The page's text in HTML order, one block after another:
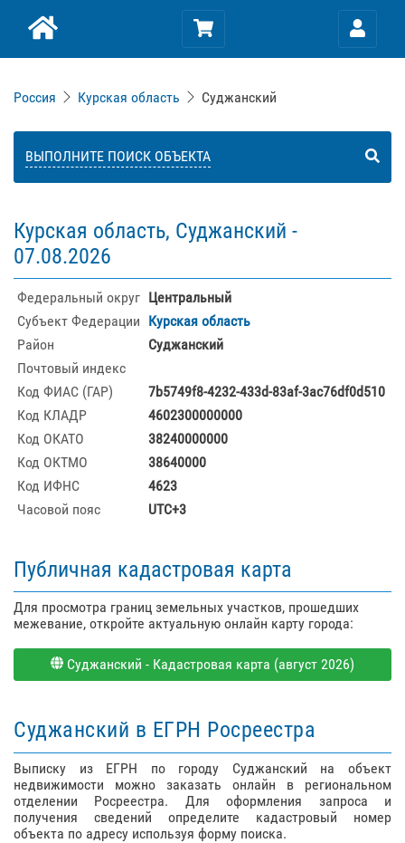
Россия Курская область Суджанский
ВЫПОЛНИТЕ ПОИСК ОБЪЕКТА
Курская область, Суджанский -
07.08.2026
Федеральный округ Центральный
Субъект Федерации Курская область
Район
Суджанский
Почтовый индекс
Код ФИАС (ГАР)
7b5749f8-4232-433d-83af-3ac76df0d510
Код КЛАДР
4602300000000
Код ОКАТО
38240000000
Код ОКТМО
38640000
Код ИФНС
4623
Часовой пояс
UTC+3
Публичная кадастровая карта
Для просмотра границ земельных участков, прошедших
межевание, откройте актуальную онлайн карту города:
Суджанский - Кадастровая карта (август 2026)
Суджанский в ЕГРН Росреестра
Выписку из ЕГРН по городу Суджанский на объект
недвижимости можно заказать онлайн в региональном
отделении Росреестра. Для оформления запроса и
получения сведений определите кадастровый номер
объекта по адресу используя форму поиска.